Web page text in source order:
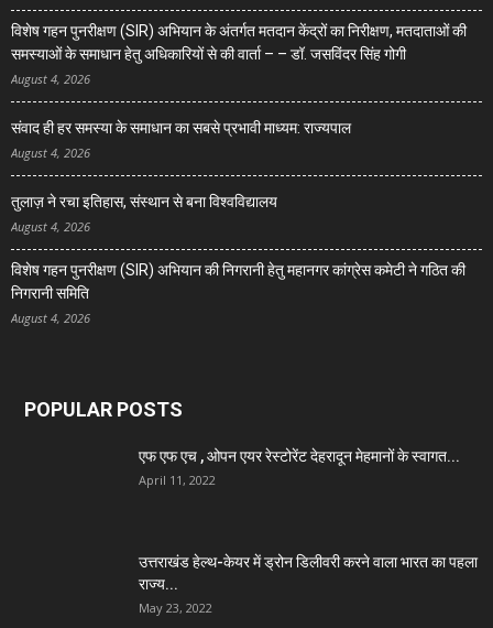
विशेष गहन पुनरीक्षण (SIR) अभियान के अंतर्गत मतदान केंद्रों का निरीक्षण, मतदाताओं की
समस्याओं के समाधान हेतु अधिकारियों से की वार्ता – – डॉ. जसविंदर सिंह गोगी
August 4, 2026
संवाद ही हर समस्या के समाधान का सबसे प्रभावी माध्यम: राज्यपाल
August 4, 2026
तुलाज़ ने रचा इतिहास, संस्थान से बना विश्वविद्यालय
August 4, 2026
विशेष गहन पुनरीक्षण (SIR) अभियान की निगरानी हेतु महानगर कांग्रेस कमेटी ने गठित की
निगरानी समिति
August 4, 2026
POPULAR POSTS
एफ एफ एच , ओपन एयर रेस्टोरेंट देहरादून मेहमानों के स्वागत...
April 11, 2022
उत्तराखंड हेल्थ-केयर में ड्रोन डिलीवरी करने वाला भारत का पहला
राज्य...
May 23, 2022